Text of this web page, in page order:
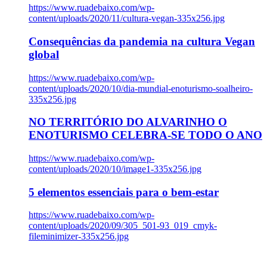
https://www.ruadebaixo.com/wp-
content/uploads/2020/11/cultura-vegan-335x256.jpg
Consequências da pandemia na cultura Vegan
global
https://www.ruadebaixo.com/wp-
content/uploads/2020/10/dia-mundial-enoturismo-soalheiro-
335x256.jpg
NO TERRITÓRIO DO ALVARINHO O
ENOTURISMO CELEBRA-SE TODO O ANO
https://www.ruadebaixo.com/wp-
content/uploads/2020/10/image1-335x256.jpg
5 elementos essenciais para o bem-estar
https://www.ruadebaixo.com/wp-
content/uploads/2020/09/305_501-93_019_cmyk-
fileminimizer-335x256.jpg